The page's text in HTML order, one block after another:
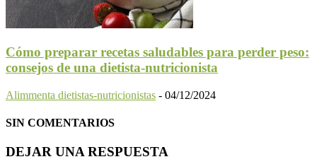
Cómo preparar recetas saludables para perder peso:
consejos de una dietista-nutricionista
Alimmenta dietistas-nutricionistas - 04/12/2024
SIN COMENTARIOS
DEJAR UNA RESPUESTA